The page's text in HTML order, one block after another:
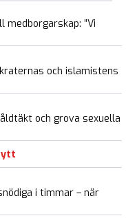
medborgarskap: ”Vi
och islamistens
och grova sexuella
i timmar – när